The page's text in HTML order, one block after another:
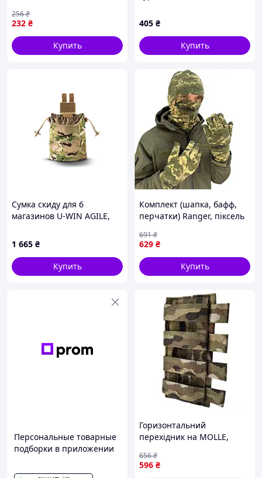
232 ₴
256₴
Купить
405 ₴
Купить
Сумка скиду для 6
магазинов U-WIN AGILE,
1 665 ₴
Купить
Комплект (шапка, бафф,
перчатки) Ranger, піксель
RA89|
629 ₴
691₴
Купить
Персональные товарные
подборки в приложении
Горизонтальний
перехідник на MOLLE,
мультикам(TTX3763) {TTX3-
piho}
596 ₴
656₴